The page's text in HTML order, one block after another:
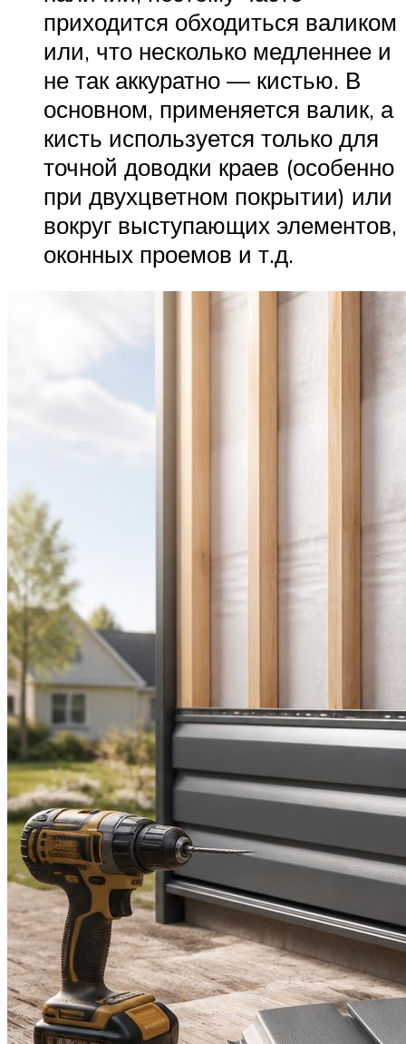
приходится обходиться валиком
или, что несколько медленнее и
не так аккуратно — кистью. В
основном, применяется валик, а
кисть используется только для
точной доводки краев (особенно
при двухцветном покрытии) или
вокруг выступающих элементов,
оконных проемов и т.д.